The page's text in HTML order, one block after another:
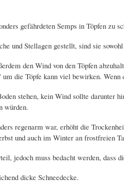
gefährdeten Semps in Töpfen zu
und Stellagen gestellt, sind sie
den Wind von den Töpfen
die Töpfe kann viel bewirken.
stehen, kein Wind sollte darunter
würden.
regenarm war, erhöht die
und auch im Winter an frostfreien
jedoch muss bedacht werden, dass
dicke Schneedecke.